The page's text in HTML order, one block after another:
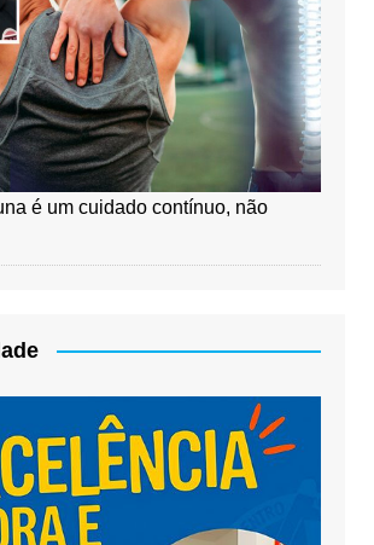
é um cuidado contínuo, não